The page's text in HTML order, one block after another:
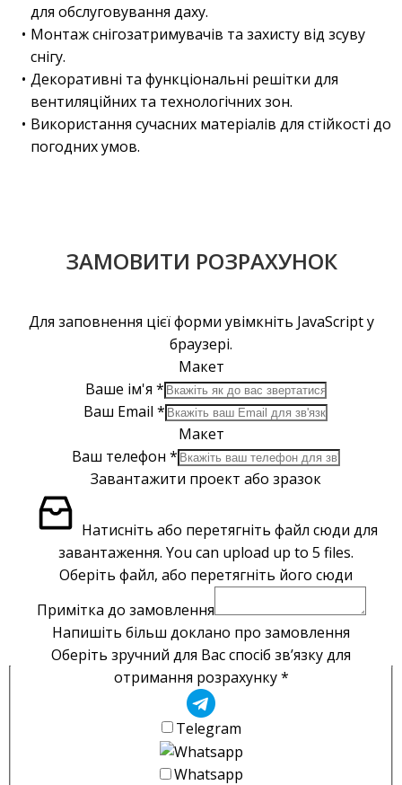
для обслуговування даху.
Монтаж снігозатримувачів та захисту від зсуву
снігу.
Декоративні та функціональні решітки для
вентиляційних та технологічних зон.
Використання сучасних матеріалів для стійкості до
погодних умов.
ЗАМОВИТИ РОЗРАХУНОК
Для заповнення цієї форми увімкніть JavaScript у
браузері.
Макет
Ваше ім'я *
Ваш Email *
Макет
Ваш телефон *
Завантажити проект або зразок
Натисніть або перетягніть файл сюди для
завантаження. You can upload up to 5 files.
Оберіть файл, або перетягніть його сюди
Примітка до замовлення
Напишіть більш доклано про замовлення
Оберіть зручний для Вас спосіб зв’язку для
отримання розрахунку*
Telegram
Whatsapp